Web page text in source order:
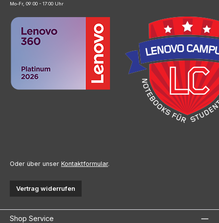
Mo-Fr, 09:00 - 17:00 Uhr
Oder über unser Kontaktformular.
Vertrag widerrufen
Shop Service